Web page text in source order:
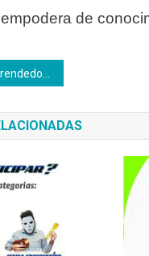
de
Digitales Marketing y Ventas”